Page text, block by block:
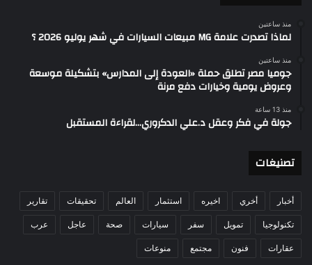
منذ ساعتين
لماذا تصدرت علامة MG مبيعات السيارات في شهر يوليو 2026 ؟
منذ ساعتين
جوميا مصر تطلق حملة «العودة إلى المدارس» بتشكيلة موسعة
وعروض يومية وخيارات دفع مرنة
منذ 13 ساعة
جولة في فكر وعقل د.علي الدكروري…لقراءة المستقبل
تصنيغات
أخبار أخري اخيره استثمار العالم تحقيقات تقارير
تكنولوجيا تمويل سفر سيارات صحة عاجل عرب
عقارات فنون مجتمع منوعات